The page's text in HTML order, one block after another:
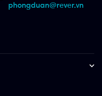
phongduan@rever.vn